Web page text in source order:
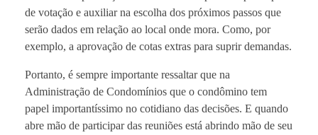
de votação e auxiliar na escolha dos próximos passos que
serão dados em relação ao local onde mora. Como, por
exemplo, a aprovação de cotas extras para suprir demandas.
Portanto, é sempre importante ressaltar que na
Administração de Condomínios que o condômino tem
papel importantíssimo no cotidiano das decisões. E quando
abre mão de participar das reuniões está abrindo mão de seu